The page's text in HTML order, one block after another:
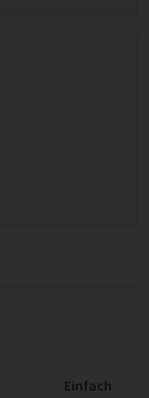
Einfach